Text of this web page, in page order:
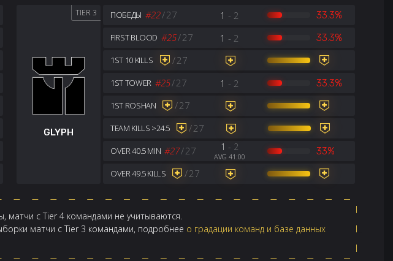
GLYPH
TIER 3 ПОБЕДЫ #22/27 1 - 2 33.3%
FIRST BLOOD #25/27 1 - 2 33.3%
1ST 10 KILLS /27
1ST TOWER #25/27 1 - 2 33.3%
1ST ROSHAN /27
TEAM KILLS >24.5 /27
OVER 40.5 MIN #27/27 1 - 2
AVG 41:00 33%
OVER 49.5 KILLS /27
с Tier 4 командами не учитываются.
матчи с Tier 3 командами, подробнее о градации команд и базе данных